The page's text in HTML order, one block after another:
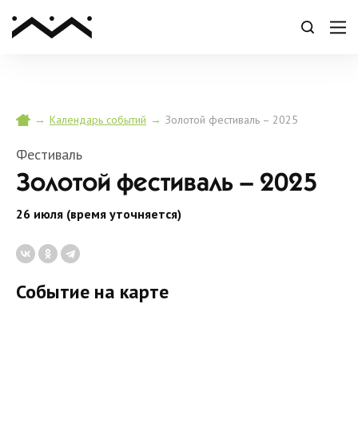
→ Календарь событий → Золотой фестиваль – 2025
Фестиваль
Золотой фестиваль – 2025
26 июля (время уточняется)
Событие на карте